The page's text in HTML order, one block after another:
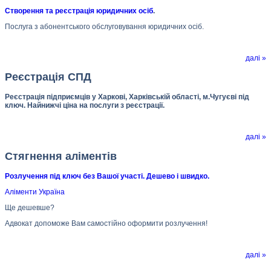
Створення та реєстрація юридичних осіб.
Послуга з абонентського обслуговування юридичних осіб.
далі »
Реєстрація СПД
Реєстрація підприємців у Харкові, Харківській області, м.Чугуєві під
ключ. Найнижчі ціна на послуги з реєстрації.
далі »
Стягнення аліментів
Розлучення під ключ без Вашої участі. Дешево і швидко.
Аліменти Україна
Ще дешевше?
Адвокат допоможе Вам самостійно оформити розлучення!
далі »